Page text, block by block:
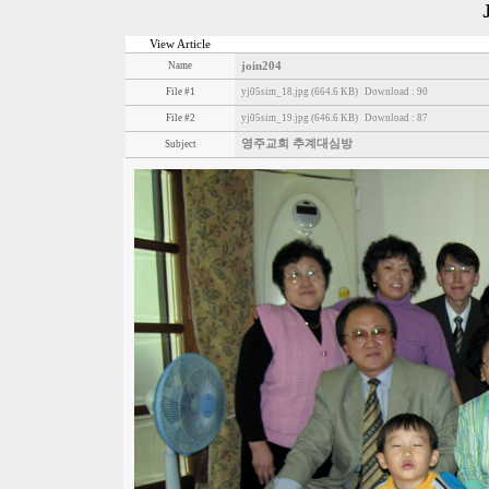
View Article
Name join204
File #1 yj05sim_18.jpg (664.6 KB) Download : 90
File #2 yj05sim_19.jpg (646.6 KB) Download : 87
Subject 영주교회 추계대심방